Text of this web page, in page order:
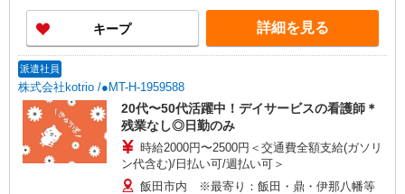
キープ 詳細を見る
派遣社員
株式会社kotrio /●MT-H-1959588
20代〜50代活躍中！デイサービスの看護師＊
残業なし◎日勤のみ
時給2000円〜2500円＜交通費全額支給(ガソリ
ン代含む)/日払い可/週払い可＞
飯田市内 ※最寄り：飯田・鼎・伊那八幡等